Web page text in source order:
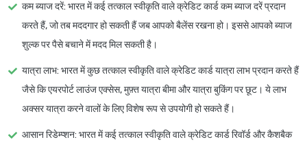
कम ब्याज दरें: भारत में कई तत्काल स्वीकृति वाले क्रेडिट कार्ड कम ब्याज दरें प्रदान
करते हैं, जो तब मददगार हो सकती हैं जब आपको बैलेंस रखना हो। इससे आपको ब्याज
शुल्क पर पैसे बचाने में मदद मिल सकती है।
यात्रा लाभ: भारत में कुछ तत्काल स्वीकृति वाले क्रेडिट कार्ड यात्रा लाभ प्रदान करते हैं
जैसे कि एयरपोर्ट लाउंज एक्सेस, मुफ़्त यात्रा बीमा और यात्रा बुकिंग पर छूट। ये लाभ
अक्सर यात्रा करने वालों के लिए विशेष रूप से उपयोगी हो सकते हैं।
आसान रिडेम्प्शन: भारत में कई तत्काल स्वीकृति वाले क्रेडिट कार्ड रिवॉर्ड और कैशबैक